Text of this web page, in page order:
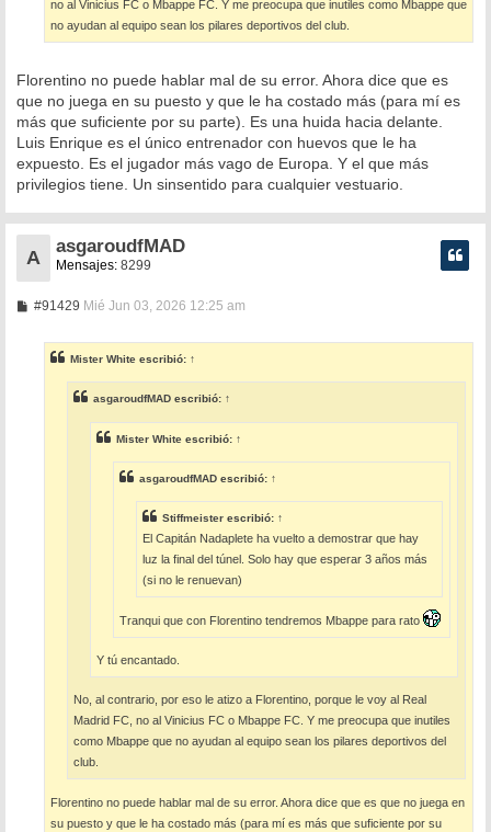
no al Vinicius FC o Mbappe FC. Y me preocupa que inutiles como Mbappe que
no ayudan al equipo sean los pilares deportivos del club.
Florentino no puede hablar mal de su error. Ahora dice que es
que no juega en su puesto y que le ha costado más (para mí es
más que suficiente por su parte). Es una huida hacia delante.
Luis Enrique es el único entrenador con huevos que le ha
expuesto. Es el jugador más vago de Europa. Y el que más
privilegios tiene. Un sinsentido para cualquier vestuario.
A
asgaroudfMAD
Mensajes: 8299
#91429M
a
j
e
Mié Jun 03, 2026 12:25 am
Mister White escribió: ↑
asgaroudfMAD escribió: ↑
Mister White escribió: ↑
asgaroudfMAD escribió: ↑
Stiffmeister escribió: ↑
El Capitán Nadaplete ha vuelto a demostrar que hay
luz la final del túnel. Solo hay que esperar 3 años más
(si no le renuevan)
Tranqui que con Florentino tendremos Mbappe para rato
Y tú encantado.
No, al contrario, por eso le atizo a Florentino, porque le voy al Real
Madrid FC, no al Vinicius FC o Mbappe FC. Y me preocupa que inutiles
como Mbappe que no ayudan al equipo sean los pilares deportivos del
club.
Florentino no puede hablar mal de su error. Ahora dice que es que no juega en
su puesto y que le ha costado más (para mí es más que suficiente por su